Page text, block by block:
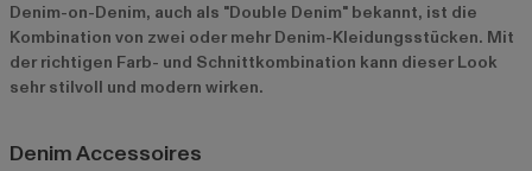
Denim-on-Denim, auch als "Double Denim" bekannt, ist die
Kombination von zwei oder mehr Denim-Kleidungsstücken. Mit
der richtigen Farb- und Schnittkombination kann dieser Look
sehr stilvoll und modern wirken.
Denim Accessoires